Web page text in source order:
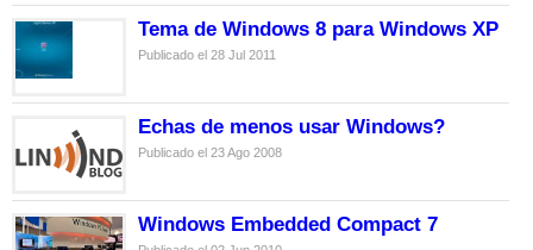
Tema de Windows 8 para Windows XP
Publicado el 28 Jul 2011
Echas de menos usar Windows?
Publicado el 23 Ago 2008
Windows Embedded Compact 7